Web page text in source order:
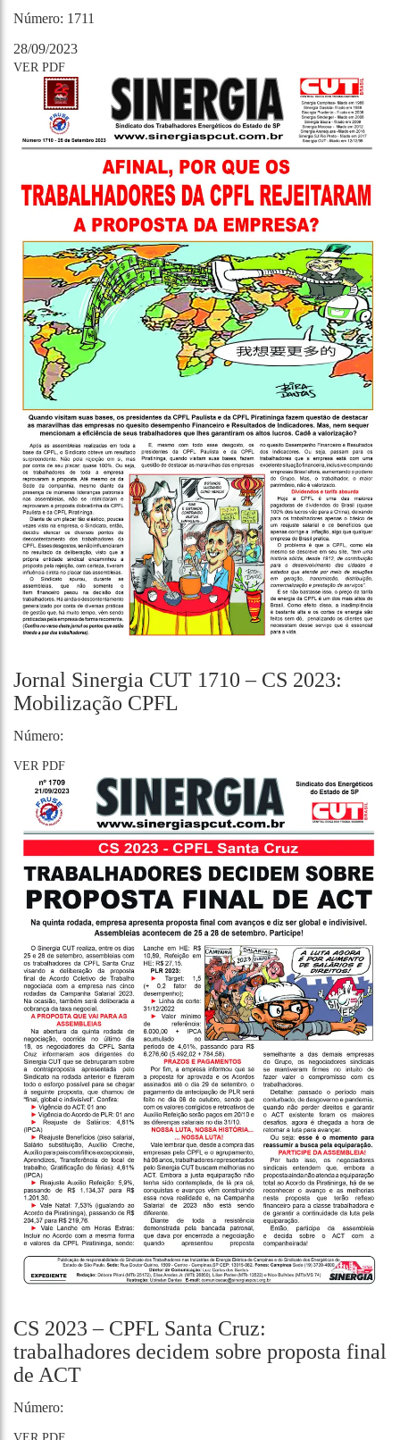
Número: 1711
28/09/2023
VER PDF
Jornal Sinergia CUT 1710 – CS 2023:
Mobilização CPFL
Número:
VER PDF
CS 2023 – CPFL Santa Cruz:
trabalhadores decidem sobre proposta final
de ACT
Número: